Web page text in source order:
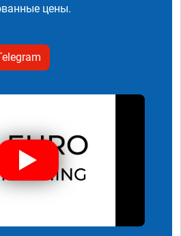
цены.